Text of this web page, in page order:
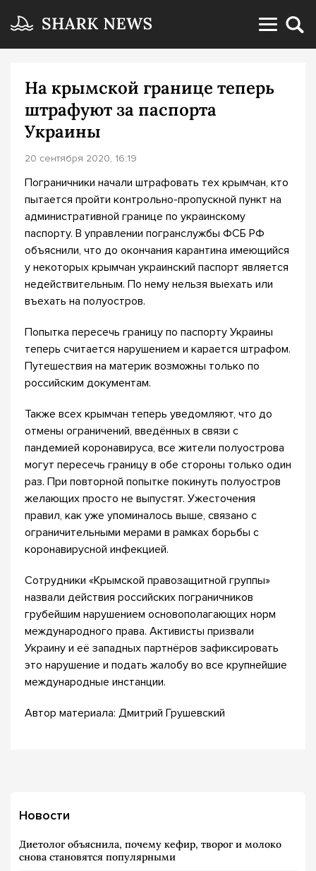
На крымской границе теперь
штрафуют за паспорта
Украины
20 сентября 2020, 16:19
Пограничники начали штрафовать тех крымчан, кто
пытается пройти контрольно-пропускной пункт на
административной границе по украинскому
паспорту. В управлении погранслужбы ФСБ РФ
объяснили, что до окончания карантина имеющийся
у некоторых крымчан украинский паспорт является
недействительным. По нему нельзя выехать или
въехать на полуостров.
Попытка пересечь границу по паспорту Украины
теперь считается нарушением и карается штрафом.
Путешествия на материк возможны только по
российским документам.
Также всех крымчан теперь уведомляют, что до
отмены ограничений, введённых в связи с
пандемией коронавируса, все жители полуострова
могут пересечь границу в обе стороны только один
раз. При повторной попытке покинуть полуостров
желающих просто не выпустят. Ужесточения
правил, как уже упоминалось выше, связано с
ограничительными мерами в рамках борьбы с
коронавирусной инфекцией.
Сотрудники «Крымской правозащитной группы»
назвали действия российских пограничников
грубейшим нарушением основополагающих норм
международного права. Активисты призвали
Украину и её западных партнёров зафиксировать
это нарушение и подать жалобу во все крупнейшие
международные инстанции.
Автор материала: Дмитрий Грушевский
Новости
Диетолог объяснила, почему кефир, творог и молоко
снова становятся популярными